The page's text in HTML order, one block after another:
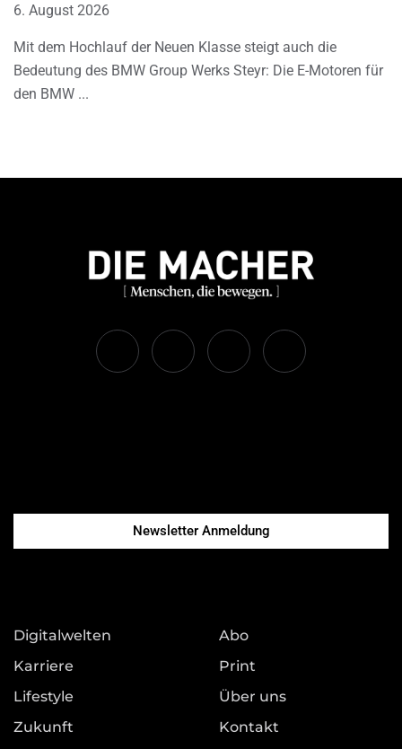
6. August 2026
Mit dem Hochlauf der Neuen Klasse steigt auch die
Bedeutung des BMW Group Werks Steyr: Die E-Motoren für
den BMW
Newsletter Anmeldung
Digitalwelten
Karriere
Lifestyle
Zukunft
Abo
Print
Über uns
Kontakt